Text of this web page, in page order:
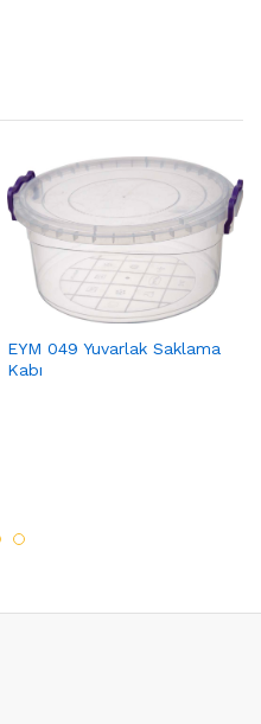
EYM 049 Yuvarlak Saklama
Kabı